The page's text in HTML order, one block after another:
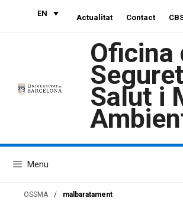
EN Actualitat Contact
Oficina
Salut i
Menu
OSSMA / malbaratament